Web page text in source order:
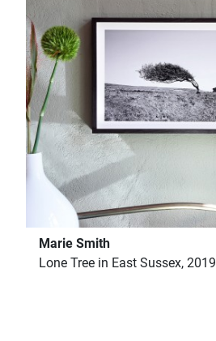
Marie Smith
Lone Tree in East Sussex, 2019